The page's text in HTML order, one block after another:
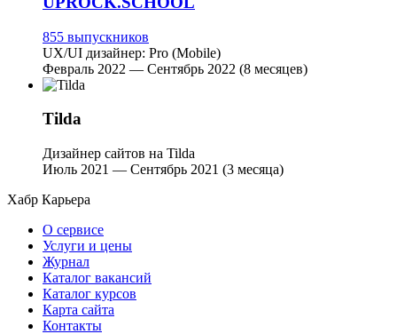
855 выпускников
UX/UI дизайнер: Pro (Mobile)
Февраль 2022 — Сентябрь 2022 (8 месяцев)
Tilda
Дизайнер сайтов на Tilda
Июль 2021 — Сентябрь 2021 (3 месяца)
Хабр Карьера
О сервисе
Услуги и цены
Журнал
Каталог вакансий
Каталог курсов
Карта сайта
Контакты